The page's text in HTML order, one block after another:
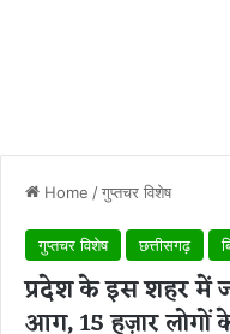
Home /गुप्तचर विशेष
गुप्तचर विशेष छत्तीसगढ़
प्रदेश के इस शहर में
आग, 15 हज़ार लोगों